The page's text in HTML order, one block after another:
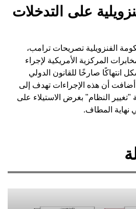
على التدخلات
الفنزويلية تصريحات ترامب،
المركزية الأمريكية لإجراء
انتهاكًا صارخًا للقانون الدولي
أضافت أن هذه الإجراءات تهدف إلى
النظام" بغرض الاستيلاء على
نهاية المطاف.